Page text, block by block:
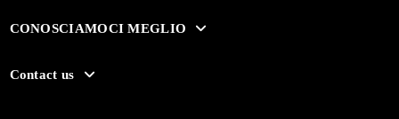
CONOSCIAMOCI MEGLIO
Contact us